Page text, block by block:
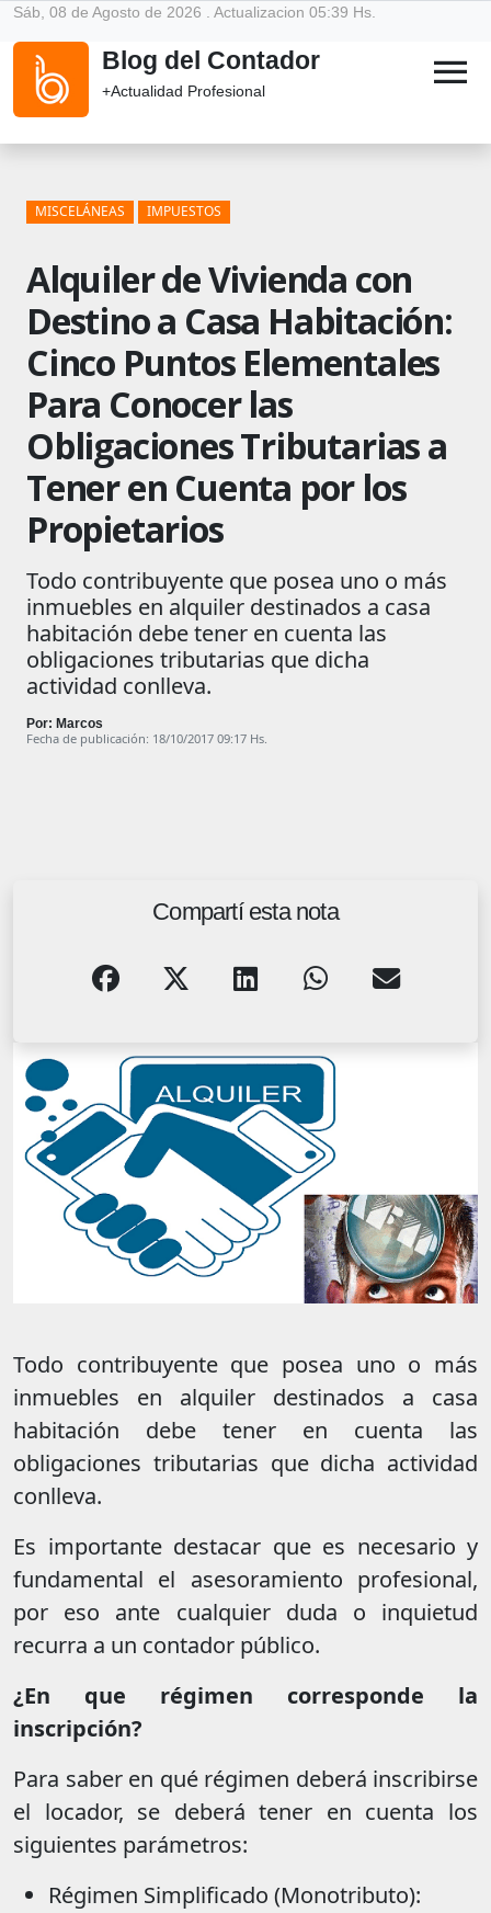
Sáb, 08 de Agosto de 2026 . Actualizacion 05:39 Hs.
Blog del Contador
+Actualidad Profesional menu
MISCELÁNEAS IMPUESTOS
Alquiler de Vivienda con
Destino a Casa Habitación:
Cinco Puntos Elementales
Para Conocer las
Obligaciones Tributarias a
Tener en Cuenta por los
Propietarios
Todo contribuyente que posea uno o más
inmuebles en alquiler destinados a casa
habitación debe tener en cuenta las
obligaciones tributarias que dicha
actividad conlleva.
Por: Marcos
Fecha de publicación: 18/10/2017 09:17 Hs.
Compartí esta nota
Todo contribuyente que posea uno o más
inmuebles en alquiler destinados a casa
habitación debe tener en cuenta las
obligaciones tributarias que dicha actividad
conlleva.
Es importante destacar que es necesario y
fundamental el asesoramiento profesional,
por eso ante cualquier duda o inquietud
recurra a un contador público.
¿En que régimen corresponde la
inscripción?
Para saber en qué régimen deberá inscribirse
el locador, se deberá tener en cuenta los
siguientes parámetros:
Régimen Simplificado (Monotributo):